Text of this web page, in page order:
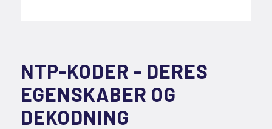
NTP-KODER - DERES
EGENSKABER OG
DEKODNING